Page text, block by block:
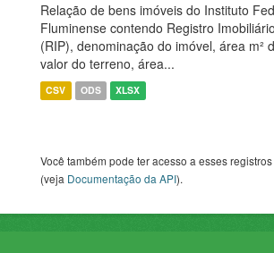
Relação de bens imóveis do Instituto
Fluminense contendo Registro
(RIP), denominação do imóvel, área m²
valor do terreno, área...
CSV ODS XLSX
Você também pode ter acesso a esses
(veja Documentação da API).